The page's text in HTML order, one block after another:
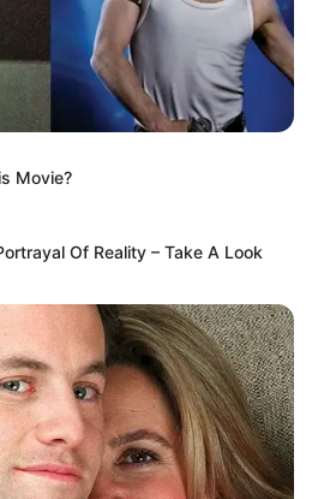
Movie?
Of Reality – Take A Look